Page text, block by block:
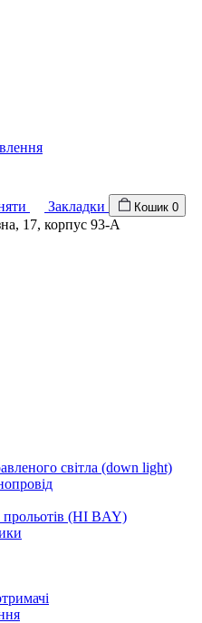
Закладки Кошик 0
17, корпус 93-А
світла (down light)
(HI BAY)